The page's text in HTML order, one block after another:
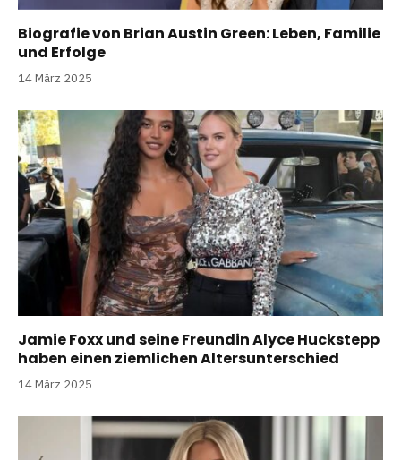
Biografie von Brian Austin Green: Leben, Familie
und Erfolge
14 März 2025
Jamie Foxx und seine Freundin Alyce Huckstepp
haben einen ziemlichen Altersunterschied
14 März 2025